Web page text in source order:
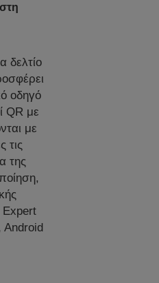
δελτίο
οδηγό
QR με
με
τις
της
Expert
Android